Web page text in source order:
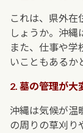
これは、県外在
しょうか。沖縄
また、仕事や学
いこともあるか
2. 墓の管理が大
沖縄は気候が温
の周りの草刈り